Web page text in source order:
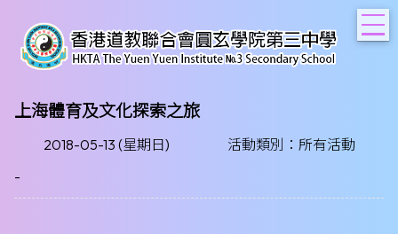
上海體育及文化探索之旅
2018-05-13 (星期日)
活動類別：所有活動
-